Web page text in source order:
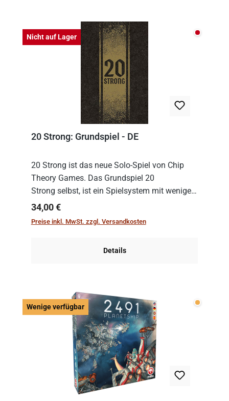
Nicht auf Lager Nicht
20 Strong: Grundspiel - DE
20 Strong ist das neue Solo-Spiel von Chip
Theory Games. Das Grundspiel 20
Strong selbst, ist ein Spielsystem mit wenigen,
einfachen Regeln. Um es zu spielen, muss es
immer mit einem Themenset ergänzt werden.
Regulärer Preis:
34,00 €
Preise inkl. MwSt. zzgl. Versandkosten
Details
Wenige verfügbar Wenige